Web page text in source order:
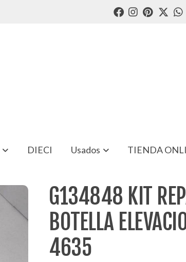
DIECI Usados TIENDA
G134848 KIT
BOTELLA
4635